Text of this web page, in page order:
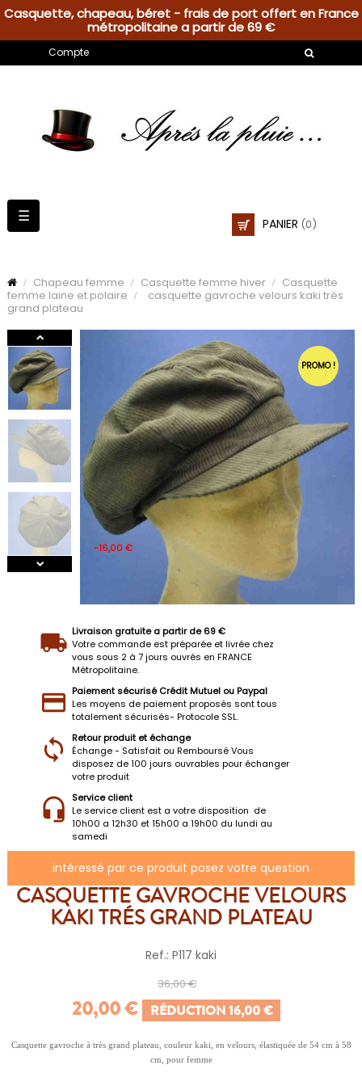
Casquette, chapeau, béret - frais de port offert en France
métropolitaine a partir de 69 €
Compte
PANIER (0)
Basculer
la
☰
Chapeau femme Casquette femme hiver
Casquette
femme laine et polaire
casquette gavroche velours kaki trés
grand plateau
PROMO !
-16,00 €
Livraison gratuite a partir de 69 €
Votre commande est préparée et livrée chez
vous sous 2 à 7 jours ouvrés en FRANCE
Métropolitaine.
Paiement sécurisé Crédit Mutuel ou Paypal
Les moyens de paiement proposés sont tous
totalement sécurisés- Protocole SSL.
Retour produit et échange
Échange - Satisfait ou Remboursé Vous
disposez de 100 jours ouvrables pour échanger
votre produit
Service client
Le service client est a votre disposition de
10h00 a 12h30 et 15h00 a 19h00 du lundi au
samedi
intéressé par ce produit posez votre question
CASQUETTE GAVROCHE VELOURS
KAKI TRÉS GRAND PLATEAU
Ref.: P117 kaki
36,00 €
20,00 € RÉDUCTION 16,00 €
Casquette gavroche à très grand plateau, couleur kaki, en velours, élastiquée de 54 cm à 58
cm, pour femme